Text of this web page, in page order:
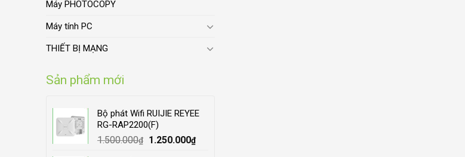
Máy PHOTOCOPY
Máy tính PC
THIẾT BỊ MẠNG
Sản phẩm mới
Bộ phát Wifi RUIJIE REYEE
RG-RAP2200(F)
1.500.000₫
Original
1.250.000₫Current